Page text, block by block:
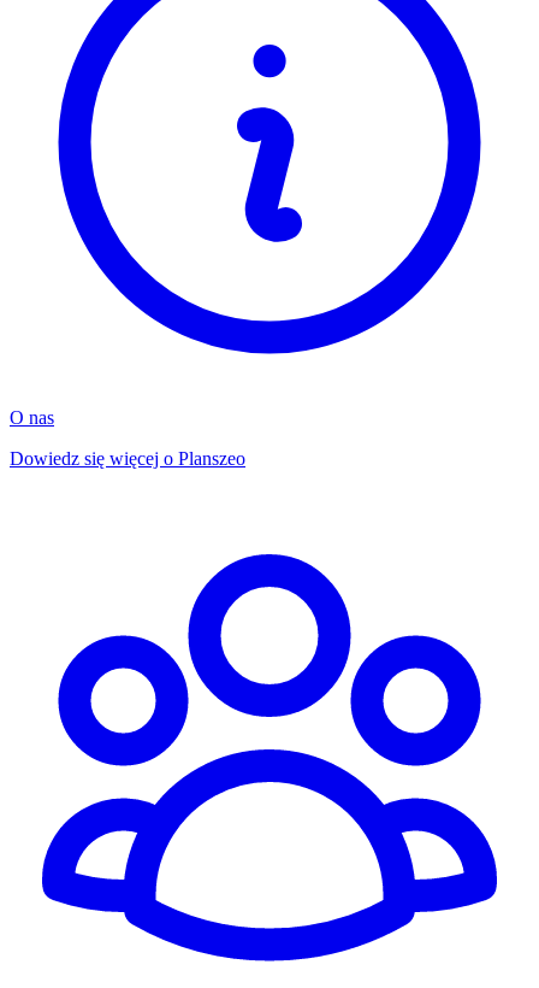
O nas
Dowiedz się więcej o Planszeo